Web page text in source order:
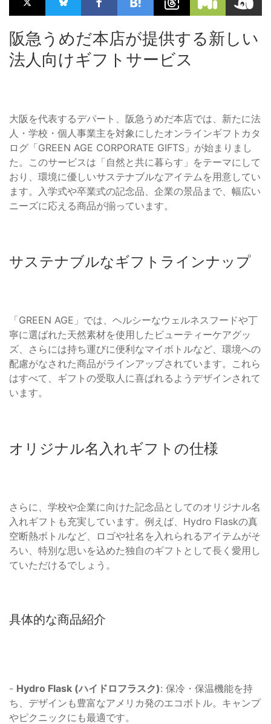
阪急うめだ本店が提供する新しい
法人向けギフトサービス
大阪を代表するデパート、阪急うめだ本店では、新たに法
人・学校・個人事業主を対象にしたオンラインギフトカタ
ログ「GREEN AGE CORPORATE GIFTS」が始まりまし
た。このサービスは「自然と共に暮らす」をテーマにして
おり、環境に優しいサステナブルなアイテムを用意してい
ます。入学式や卒業式の記念品、企業の景品まで、幅広い
ニーズに応える商品が揃っています。
サステナブルなギフトラインナップ
「GREEN AGE」では、ヘルシーなウェルネスフードや丁
寧に選ばれた天然素材を使用したビューティーケアグッ
ズ、さらには持ち運びに便利なマイボトルなど、環境への
配慮がなされた商品がラインアップされています。これら
はすべて、ギフトの受取人に喜ばれるようデザインされて
います。
オリジナル名入れギフトの仕様
さらに、学校や企業に向けた記念品としてのオリジナル名
入れギフトも充実しています。例えば、Hydro Flaskの真
空断熱ボトルなど、ロゴや社名を入れられるアイテムがそ
ろい、特別な思いを込めた独自のギフトとして長く愛用し
ていただけるでしょう。
具体的な商品紹介
- Hydro Flask (ハイドロフラスク): 保冷・保温機能を持
ち、デザインも豊富なアメリカ発のエコボトル。キャンプ
やピクニックにも最適です。